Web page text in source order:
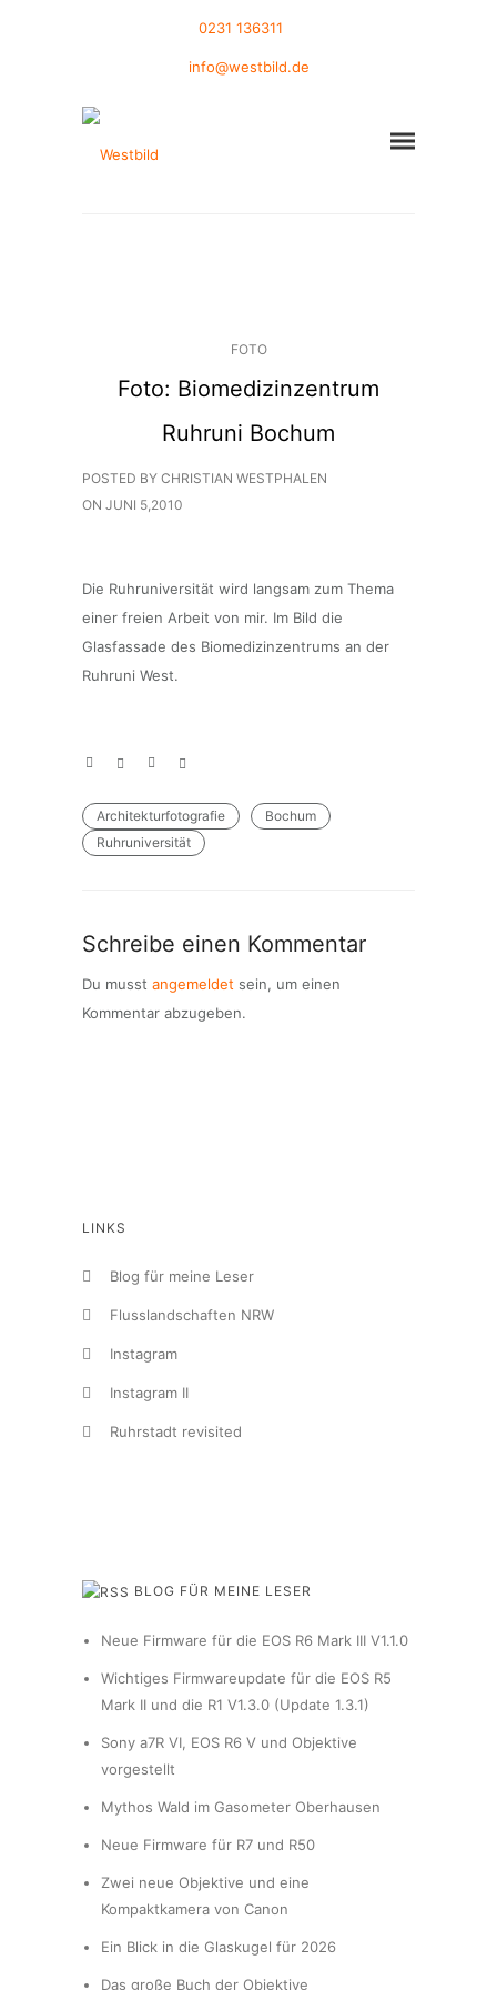
0231 136311
info@westbild.de
FOTO
Foto: Biomedizinzentrum
Ruhruni Bochum
POSTED BY CHRISTIAN WESTPHALEN
ON JUNI 5,2010
Die Ruhruniversität wird langsam zum Thema
einer freien Arbeit von mir. Im Bild die
Glasfassade des Biomedizinzentrums an der
Ruhruni West.
Architekturfotografie
Bochum
Ruhruniversität
Schreibe einen Kommentar
Du musst angemeldet sein, um einen
Kommentar abzugeben.
LINKS
Blog für meine Leser
Flusslandschaften NRW
Instagram
Instagram II
Ruhrstadt revisited
BLOG FÜR MEINE LESER
Neue Firmware für die EOS R6 Mark III V1.1.0
Wichtiges Firmwareupdate für die EOS R5
Mark II und die R1 V1.3.0 (Update 1.3.1)
Sony a7R VI, EOS R6 V und Objektive
vorgestellt
Mythos Wald im Gasometer Oberhausen
Neue Firmware für R7 und R50
Zwei neue Objektive und eine
Kompaktkamera von Canon
Ein Blick in die Glaskugel für 2026
Das große Buch der Objektive